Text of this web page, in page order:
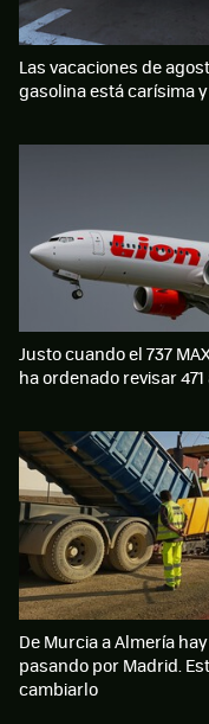
Las vacaciones de
gasolina está carísima
Justo cuando el 737
ha ordenado revisar
De Murcia a Almería
pasando por Madrid.
cambiarlo